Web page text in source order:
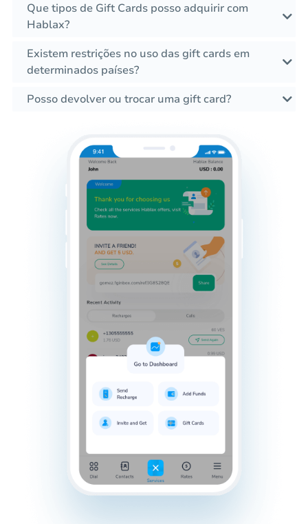
Que tipos de Gift Cards posso adquirir com
Hablax?
Existem restrições no uso das gift cards em
determinados países?
Posso devolver ou trocar uma gift card?